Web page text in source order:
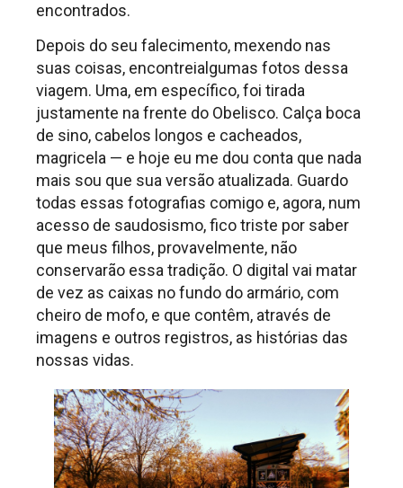
encontrados.
Depois do seu falecimento, mexendo nas
suas coisas, encontreialgumas fotos dessa
viagem. Uma, em específico, foi tirada
justamente na frente do Obelisco. Calça boca
de sino, cabelos longos e cacheados,
magricela — e hoje eu me dou conta que nada
mais sou que sua versão atualizada. Guardo
todas essas fotografias comigo e, agora, num
acesso de saudosismo, fico triste por saber
que meus filhos, provavelmente, não
conservarão essa tradição. O digital vai matar
de vez as caixas no fundo do armário, com
cheiro de mofo, e que contêm, através de
imagens e outros registros, as histórias das
nossas vidas.